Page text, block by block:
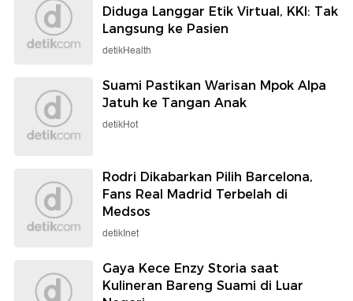
Diduga Langgar Etik Virtual, KKI: Tak
Langsung ke Pasien
detikHealth
Suami Pastikan Warisan Mpok Alpa
Jatuh ke Tangan Anak
detikHot
Rodri Dikabarkan Pilih Barcelona,
Fans Real Madrid Terbelah di
Medsos
detikInet
Gaya Kece Enzy Storia saat
Kulineran Bareng Suami di Luar